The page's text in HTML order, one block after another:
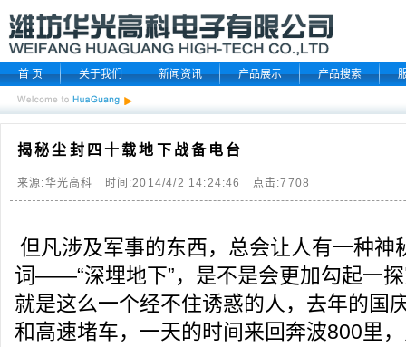
首 页 关于我们 新闻资讯 产品展示 产品搜索
揭秘尘封四十载地下战备电台
来源:华光高科 时间:2014/4/2 14:24:46 点击:7708
但凡涉及军事的东西，总会让人有一种神
词——“深埋地下”，是不是会更加勾起一
就是这么一个经不住诱惑的人，去年的国
和高速堵车，一天的时间来回奔波800里